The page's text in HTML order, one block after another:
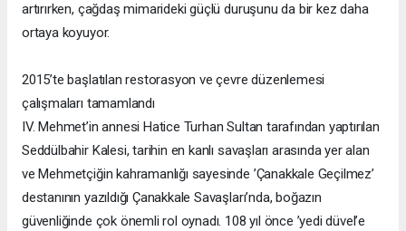
artırırken, çağdaş mimarideki güçlü duruşunu da bir kez daha
ortaya koyuyor.
2015’te başlatılan restorasyon ve çevre düzenlemesi
çalışmaları tamamlandı
IV. Mehmet’in annesi Hatice Turhan Sultan tarafından yaptırılan
Seddülbahir Kalesi, tarihin en kanlı savaşları arasında yer alan
ve Mehmetçiğin kahramanlığı sayesinde ’Çanakkale Geçilmez’
destanının yazıldığı Çanakkale Savaşları’nda, boğazın
güvenliğinde çok önemli rol oynadı. 108 yıl önce ’yedi düvel’e